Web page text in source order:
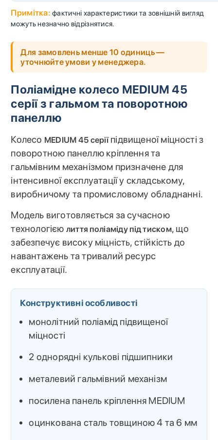
Примітка: фактичні характеристики та зовнішній вигляд
можуть незначно відрізнятися.
Для замовлень менше 10 одиниць —
уточнюйте умови у менеджера.
Поліамідне колесо MEDIUM 45
серії з гальмом та поворотною
панеллю
Колесо MEDIUM 45 серіїпідвищеної міцності з
поворотною панеллю кріплення та
гальмівним механізмом призначене для
інтенсивної експлуатації у складському,
виробничому та промисловому обладнанні.
Модель виготовляється за сучасною
технологією лиття поліаміду під тиском, що
забезпечує високу міцність, стійкість до
навантажень та тривалий ресурс
експлуатації.
Конструктивні особливості
монолітний поліамід підвищеної
міцності
2 однорядні кулькові підшипники
металевий гальмівний механізм
посилена панель кріплення MEDIUM
оцинкована сталь товщиною 4 та 6 мм